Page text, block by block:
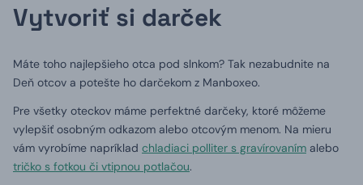
Vytvoriť si darček
Máte toho najlepšieho otca pod slnkom? Tak nezabudnite na
Deň otcov a potešte ho darčekom z Manboxeo.
Pre všetky oteckov máme perfektné darčeky, ktoré môžeme
vylepšiť osobným odkazom alebo otcovým menom. Na mieru
vám vyrobíme napríklad chladiaci polliter s gravírovaním alebo
tričko s fotkou či vtipnou potlačou.